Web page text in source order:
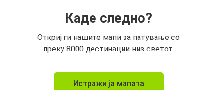
Каде следно?
Откриј ги нашите мапи за патување со
преку 8000 дестинации низ светот.
Истражи ја мапата